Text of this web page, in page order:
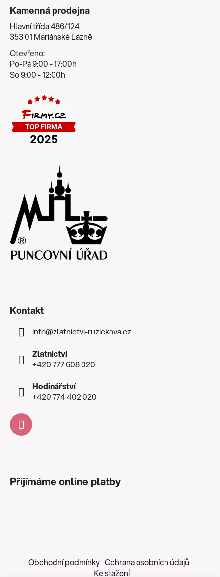
Kamenná prodejna
Hlavní třída 486/124
353 01 Mariánské Lázně
Otevřeno:
Po-Pá 9:00 - 17:00h
So 9:00 - 12:00h
Kontakt
info@zlatnictvi-ruzickova.cz
Zlatnictví
+420 777 608 020
Hodinářství
+420 774 402 020
Přijímáme online platby
Obchodní podmínky Ochrana osobních údajů
Ke stažení